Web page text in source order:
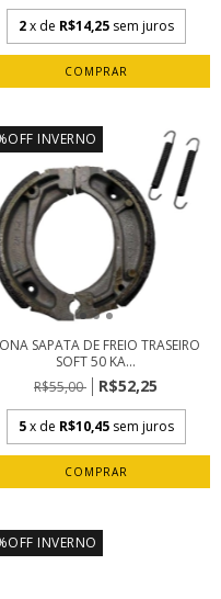
2 x de R$14,25 sem juros
INVERNO
SAPATA DE FREIO TRASEIRO
SOFT 50 KA...
R$55,00
R$52,25
5 x de R$10,45 sem juros
INVERNO